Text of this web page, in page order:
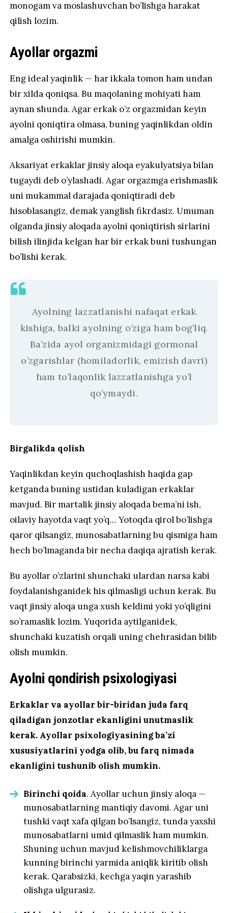
monogam va moslashuvchan bo’lishga harakat
qilish lozim.
Ayollar orgazmi
Eng ideal yaqinlik — har ikkala tomon ham undan
bir xilda qoniqsa. Bu maqolaning mohiyati ham
aynan shunda. Agar erkak o’z orgazmidan keyin
ayolni qoniqtira olmasa, buning yaqinlikdan oldin
amalga oshirishi mumkin.
Aksariyat erkaklar jinsiy aloqa eyakulyatsiya bilan
tugaydi deb o’ylashadi. Agar orgazmga erishmaslik
uni mukammal darajada qoniqtiradi deb
hisoblasangiz, demak yanglish fikrdasiz. Umuman
olganda jinsiy aloqada ayolni qoniqtirish sirlarini
bilish ilinjida kelgan har bir erkak buni tushungan
bo’lishi kerak.
Ayolning lazzatlanishi nafaqat erkak
kishiga, balki ayolning o’ziga ham bog’liq.
Ba’zida ayol organizmidagi gormonal
o’zgarishlar (homiladorlik, emizish davri)
ham to’laqonlik lazzatlanishga yo’l
qo’ymaydi.
Birgalikda qolish
Yaqinlikdan keyin quchoqlashish haqida gap
ketganda buning ustidan kuladigan erkaklar
mavjud. Bir martalik jinsiy aloqada bema’ni ish,
oilaviy hayotda vaqt yo’q… Yotoqda qirol bo’lishga
qaror qilsangiz, munosabatlarning bu qismiga ham
hech bo’lmaganda bir necha daqiqa ajratish kerak.
Bu ayollar o’zlarini shunchaki ulardan narsa kabi
foydalanishganidek his qilmasligi uchun kerak. Bu
vaqt jinsiy aloqa unga xush keldimi yoki yo’qligini
so’ramaslik lozim. Yuqorida aytilganidek,
shunchaki kuzatish orqali uning chehrasidan bilib
olish mumkin.
Ayolni qondirish psixologiyasi
Erkaklar va ayollar bir-biridan juda farq
qiladigan jonzotlar ekanligini unutmaslik
kerak. Ayollar psixologiyasining ba’zi
xususiyatlarini yodga olib, bu farq nimada
ekanligini tushunib olish mumkin.
Birinchi qoida. Ayollar uchun jinsiy aloqa —
munosabatlarning mantiqiy davomi. Agar uni
tushki vaqt xafa qilgan bo’lsangiz, tunda yaxshi
munosabatlarni umid qilmaslik ham mumkin.
Shuning uchun mavjud kelishmovchiliklarga
kunning birinchi yarmida aniqlik kiritib olish
kerak. Qarabsizki, kechga yaqin yarashib
olishga ulgurasiz.